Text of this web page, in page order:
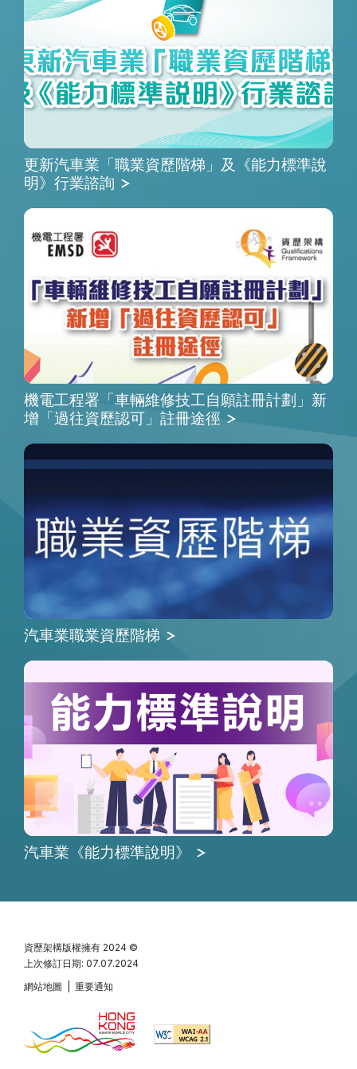
更新汽車業「職業資歷階梯」及《能力標準說
明》行業諮詢
機電工程署「車輛維修技工自願註冊計劃」新
增「過往資歷認可」註冊途徑
汽車業職業資歷階梯
汽車業《能力標準說明》
資歷架構版權擁有 2024 ©
上次修訂日期: 07.07.2024
網站地圖
重要通知